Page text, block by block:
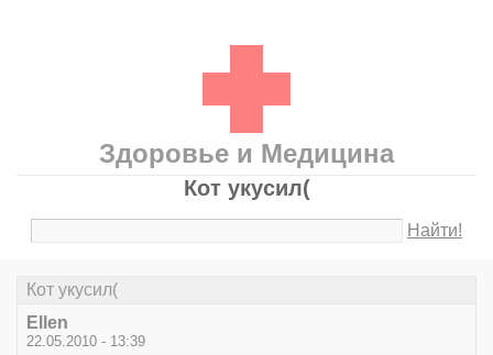
Здоровье и Медицина
Кот укусил(
Найти!
Кот укусил(
Ellen
22.05.2010 - 13:39